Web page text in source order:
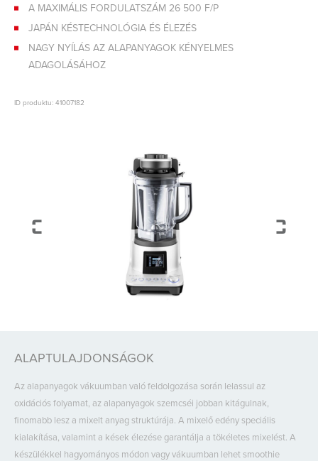
A MAXIMÁLIS FORDULATSZÁM 26 500 F/P
JAPÁN KÉSTECHNOLÓGIA ÉS ÉLEZÉS
NAGY NYÍLÁS AZ ALAPANYAGOK KÉNYELMES
ADAGOLÁSÁHOZ
ID produktu: 41007182
ALAPTULAJDONSÁGOK
Az alapanyagok vákuumban való feldolgozása során lelassul az
oxidációs folyamat, az alapanyagok szemcséi jobban kitágulnak,
finomabb lesz a mixelt anyag struktúrája. A mixelő edény speciális
kialakítása, valamint a kések élezése garantálja a tökéletes mixelést. A
készülékkel hagyományos módon vagy vákuumban lehet smoothie